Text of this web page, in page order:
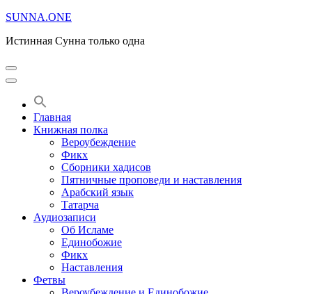
Перейти
содержимому
Enter)
SUNNA.ONE
Истинная Сунна только одна
Главная
Книжная полка
Вероубеждение
Фикх
Сборники хадисов
Пятничные проповеди и наставления
Арабский язык
Татарча
Аудиозаписи
Об Исламе
Единобожие
Фикх
Наставления
Фетвы